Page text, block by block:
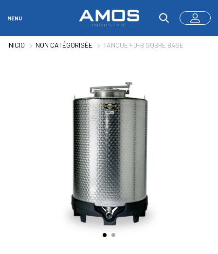
MENU
INICIO NON CATÉGORISÉE TANQUE FD-B SOBRE BASE